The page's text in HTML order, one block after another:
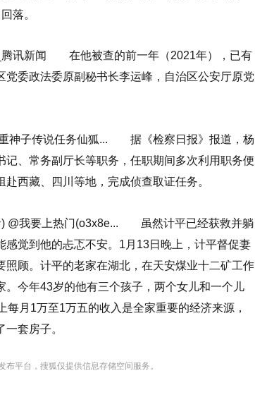
落。
腾讯新闻 在他被查的前一年（2021年），已有
委政法委原副秘书长李运峰，自治区公安厅原党
重神子传说任务仙狐... 据《检察日报》报道，杨
、常务副厅长等职务，任职期间多次利用职务便
西藏、四川等地，完成侦查取证任务。
) @我要上热门(o3x8e... 虽然计平已经获救并躺
觉到他的忐忑不安。1月13日晚上，计平督促妻
顾。计平的老家在湖北，在天安煤业十二矿工作
今年43岁的他有三个孩子，两个女儿和一个儿
月1万至1万五的收入是全家重要的经济来源，
套房子。
平台，搜狐仅提供信息存储空间服务。